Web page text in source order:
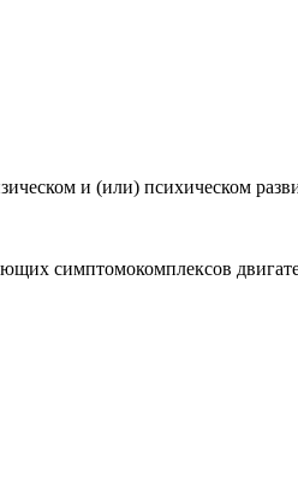
и (или) психическом
симптомокомплексов